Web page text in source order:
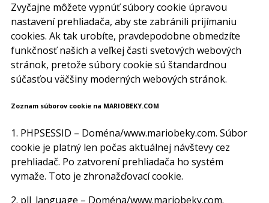
Zvyčajne môžete vypnúť súbory cookie úpravou
nastavení prehliadača, aby ste zabránili prijímaniu
cookies. Ak tak urobíte, pravdepodobne obmedzíte
funkčnosť našich a veľkej časti svetových webových
stránok, pretože súbory cookie sú štandardnou
súčasťou väčšiny moderných webových stránok.
Zoznam súborov cookie na MARIOBEKY.COM
1. PHPSESSID – Doména/www.mariobeky.com. Súbor
cookie je platný len počas aktuálnej návštevy cez
prehliadač. Po zatvorení prehliadača ho systém
vymaže. Toto je zhronažďovací cookie.
2. pll_language – Doména/www.mariobeky.com.